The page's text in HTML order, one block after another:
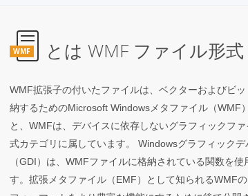
WMF とは WMF ファイル形式
WMF拡張子の付いたファイルは、ベクターおよびビ
納するためのMicrosoft Windowsメタファイル（WMF
と、WMFは、デバイスに依存しないグラフィックフ
式カテゴリに属しています。 Windowsグラフィック
（GDI）は、WMFファイルに格納されている関数を
す。拡張メタファイル（EMF）として知られるWMF